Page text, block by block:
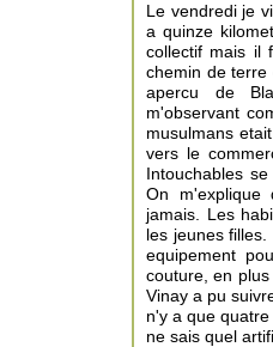
Le vendredi je
a quinze
collectif mais il
chemin de terre
apercu de
m'observant
musulmans
vers le
Intouchables
On m'explique
jamais. Les
les jeunes
equipement
couture, en
Vinay a pu
n'y a que
ne sais quel